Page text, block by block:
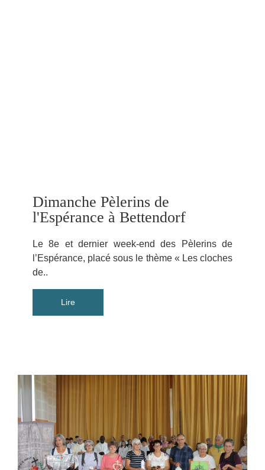
Dimanche Pèlerins de
l'Espérance à Bettendorf
Le 8e et dernier week-end des Pèlerins de
l’Espérance, placé sous le thème « Les cloches
de..